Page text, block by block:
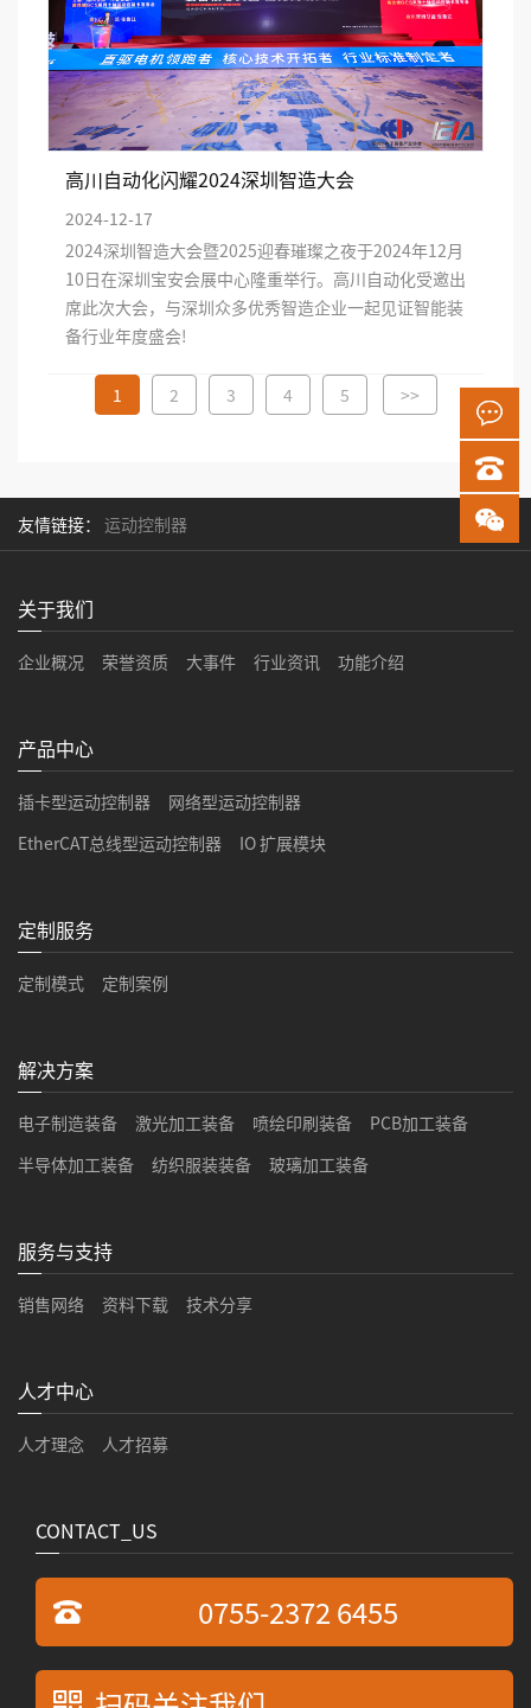
高川自动化闪耀2024深圳智造大会
2024-12-17
2024深圳智造大会暨2025迎春璀璨之夜于2024年12月
10日在深圳宝安会展中心隆重举行。高川自动化受邀出
席此次大会，与深圳众多优秀智造企业一起见证智能装
备行业年度盛会!
1 2 3 4 5 >>
友情链接： 运动控制器
关于我们
企业概况 荣誉资质 大事件 行业资讯 功能介绍
产品中心
插卡型运动控制器
网络型运动控制器
EtherCAT总线型运动控制器
IO 扩展模块
定制服务
定制模式 定制案例
解决方案
电子制造装备 激光加工装备 喷绘印刷装备
PCB加工装备
半导体加工装备
纺织服装装备 玻璃加工装备
服务与支持
销售网络 资料下载 技术分享
人才中心
人才理念 人才招募
CONTACT_US
0755-2372 6455